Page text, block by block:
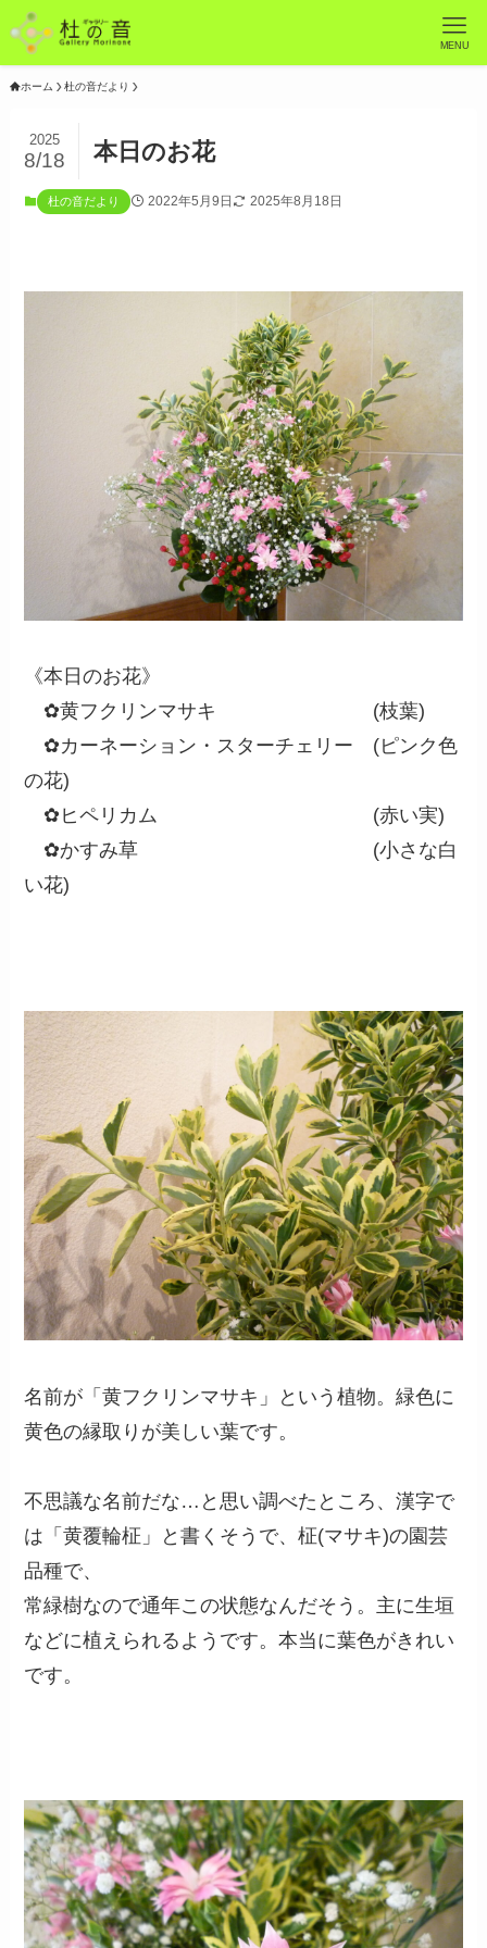
MENU
ホーム 杜の音だより
本日のお花
2025
8/18
杜の音だより 2022年5月9日 2025年8月18日
《本日のお花》
✿黄フクリンマサキ (枝葉)
✿カーネーション・スターチェリー (ピンク色
の花)
✿ヒペリカム (赤い実)
✿かすみ草 (小さな白
い花)
名前が「黄フクリンマサキ」という植物。緑色に
黄色の縁取りが美しい葉です。
不思議な名前だな…と思い調べたところ、漢字で
は「黄覆輪柾」と書くそうで、柾(マサキ)の園芸
品種で、
常緑樹なので通年この状態なんだそう。主に生垣
などに植えられるようです。本当に葉色がきれい
です。